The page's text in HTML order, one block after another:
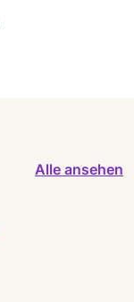
Alle ansehen